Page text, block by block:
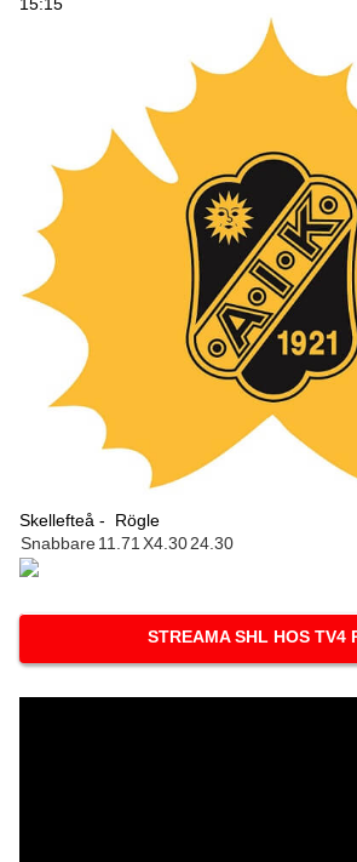
Skellefteå -
Rögle
Snabbare11.71X4.3024.30
STREAMA SHL HOS TV4